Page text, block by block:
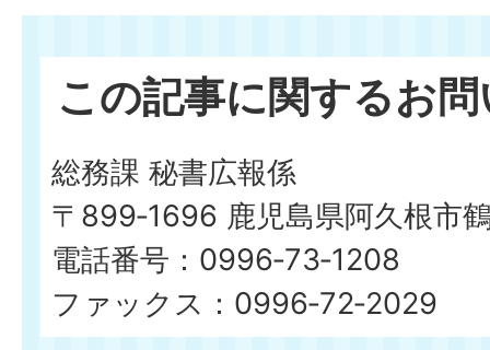
この記事に関するお
総務課 秘書広報係
〒899‐1696 鹿児島県阿久根市
電話番号：0996‐73‐1208
ファックス：0996‐72‐2029